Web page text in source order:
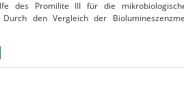
des Promilite III für die
den Vergleich der